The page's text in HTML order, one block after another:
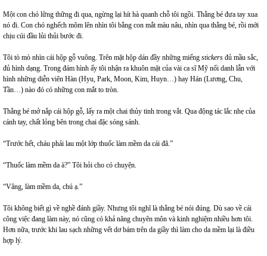
Một con chó lững thững đi qua, ngừng lại hít hà quanh chỗ tôi ngồi. Thằng bé đưa tay xua
nó đi. Con chó nghếch mõm lên nhìn tôi bằng con mắt màu nâu, nhìn qua thằng bé, rồi mới
chịu cúi đầu lủi thủi bước đi.
Tôi tò mò nhìn cái hộp gỗ vuông. Trên mặt hộp dán đầy những miếng stickers đủ mầu sắc,
đủ hình dạng. Trong đám hình ấy tôi nhận ra khuôn mặt của vài ca sĩ Mỹ nổi danh lẫn với
hình những diễn viên Hàn (Hyu, Park, Moon, Kim, Huyn…) hay Hán (Lương, Chu,
Tần…) nào đó có những con mắt to tròn.
Thằng bé mở nắp cái hộp gỗ, lấy ra một chai thủy tinh trong vắt. Qua động tác lắc nhẹ của
cánh tay, chất lỏng bên trong chai đặc sóng sánh.
“Trước hết, cháu phải lau một lớp thuốc làm mềm da cái đã.”
“Thuốc làm mềm da à?” Tôi hỏi cho có chuyện.
“Vâng, làm mềm da, chú ạ.”
Tôi không biết gì về nghề đánh giầy. Nhưng tôi nghĩ là thằng bé nói đúng. Dù sao về cái
công việc đang làm này, nó cũng có khả năng chuyên môn và kinh nghiệm nhiều hơn tôi.
Hơn nữa, trước khi lau sạch những vết dơ bám trên da giầy thì làm cho da mềm lại là điều
hợp lý.